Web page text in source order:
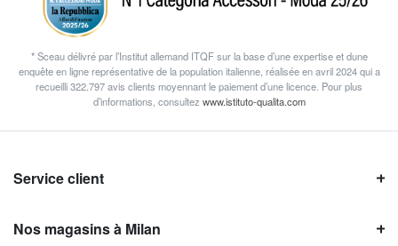
* Sceau délivré par l’Institut allemand ITQF sur la base d’une expertise et dune
enquête en ligne représentative de la population italienne, réalisée en avril 2024 qui a
recueilli 322.797 avis clients moyennant le paiement d’une licence. Pour plus
d’informations, consultez www.istituto-qualita.com
Service client
Nos magasins à Milan